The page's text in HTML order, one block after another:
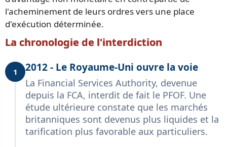
l'acheminement de leurs ordres vers une place
d'exécution déterminée.
La chronologie de l'interdiction
1 2012 - Le Royaume-Uni ouvre la voie
La Financial Services Authority, devenue
depuis la FCA, interdit de fait le PFOF. Une
étude ultérieure constate que les marchés
britanniques sont devenus plus liquides et la
tarification plus favorable aux particuliers.